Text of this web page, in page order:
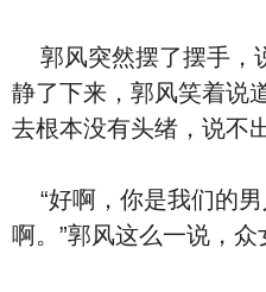
郭风突然摆了摆手，
静了下来，郭风笑着说
去根本没有头绪，说不
“好啊，你是我们的男
啊。”郭风这么一说，众